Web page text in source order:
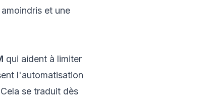
et une
qui aident à limiter
l'automatisation
se traduit dès